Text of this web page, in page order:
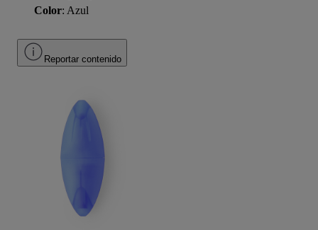
Color: Azul
Reportar contenido